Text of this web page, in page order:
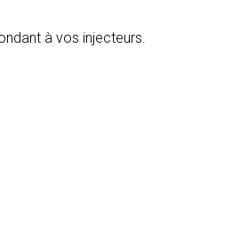
à vos injecteurs.